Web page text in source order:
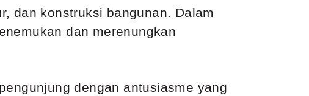
dan konstruksi bangunan. Dalam
dan merenungkan
dengan antusiasme yang